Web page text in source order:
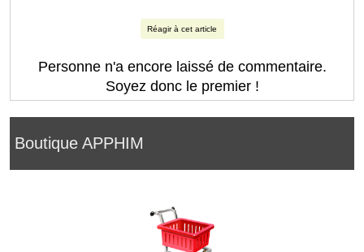
Boutique APPHIM
Réagir à cet article
Personne n'a encore laissé de commentaire.
Soyez donc le premier !